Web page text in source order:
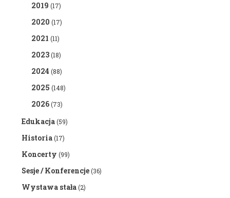
2019 (17)
2020 (17)
2021 (11)
2023(18)
2024 (88)
2025 (148)
2026(73)
Edukacja(59)
Historia(17)
Koncerty (99)
Sesje / Konferencje(36)
Wystawa stała(2)